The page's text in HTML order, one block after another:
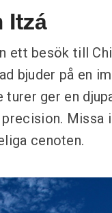
Itzá
ett besök till
bjuder på en
turer ger en
Missa
cenoten.